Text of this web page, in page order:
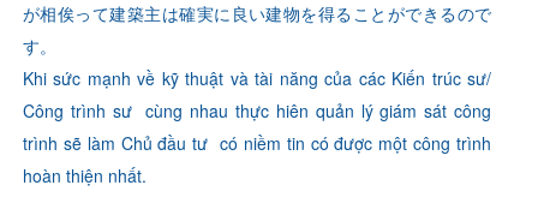
が相俟って建築主は確実に良い建物を得ることができるので
す。
Khi sức mạnh về kỹ thuật và tài năng của các Kiến trúc sư/
Công trình sư cùng nhau thực hiên quản lý giám sát công
trình sẽ làm Chủ đầu tư có niềm tin có được một công trình
hoàn thiện nhất.